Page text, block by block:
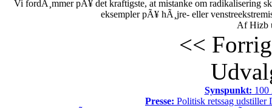
Vi fordÃ¸mmer pÃ¥ det kraftigste, at mistanke om radikalisering
eksempler pÃ¥ hÃ¸jre- eller
Af Hizb
<<
Synspunkt: 100
Presse: Politisk retssag udstiller